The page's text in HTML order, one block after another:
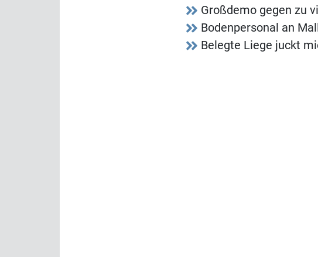
Großdemo gegen zu
Bodenpersonal an
Belegte Liege juckt